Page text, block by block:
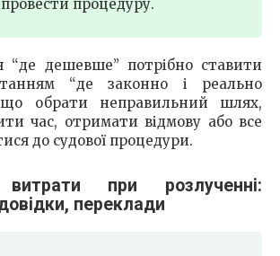
процедуру.
“де дешевше” потрібно ставити
“де законно і реально
обрати неправильний шлях,
час, отримати відмову або все
до судової процедури.
витрати при розлученні:
переклади